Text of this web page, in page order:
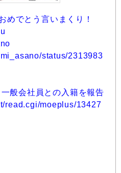
めでとう言いまくり！
status/2313983
般会社員との入籍を報告
read.cgi/moeplus/13427